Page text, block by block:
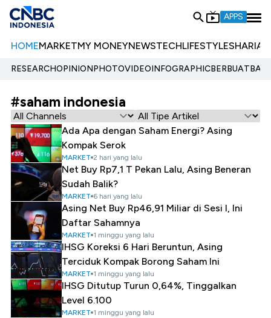
APPS
HOMEMARKETMY MONEYNEWSTECHLIFESTYLESHARIA
RESEARCHOPINIONPHOTOVIDEOINFOGRAPHIC
#saham indonesia
Ada Apa dengan Saham Energi? Asing
Kompak Serok
MARKET 2 hari yang lalu
Net Buy Rp7,1 T Pekan Lalu, Asing Beneran
Sudah Balik?
MARKET 6 hari yang lalu
Asing Net Buy Rp46,91 Miliar di Sesi I, Ini
Daftar Sahamnya
MARKET 1 minggu yang lalu
IHSG Koreksi 6 Hari Beruntun, Asing
Terciduk Kompak Borong Saham Ini
MARKET 1 minggu yang lalu
IHSG Ditutup Turun 0,64%, Tinggalkan
Level 6.100
MARKET 1 minggu yang lalu